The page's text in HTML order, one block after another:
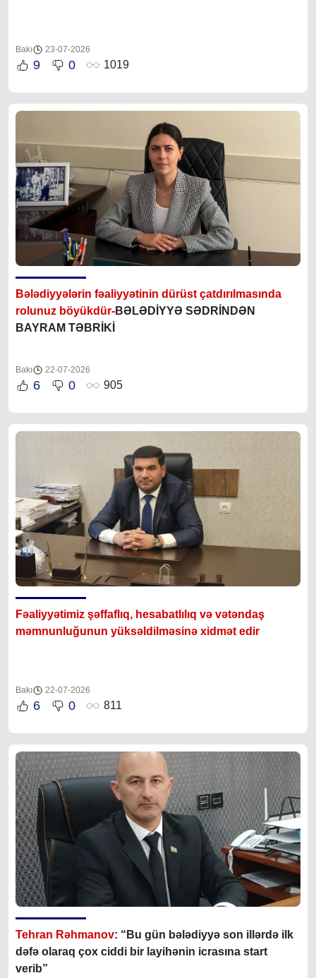
Bakı 23-07-2026
9 0 1019
Bələdiyyələrin fəaliyyətinin dürüst çatdırılmasında
rolunuz böyükdür-BƏLƏDİYYƏ SƏDRİNDƏN
BAYRAM TƏBRİKİ
Bakı 22-07-2026
6 0 905
Fəaliyyətimiz şəffaflıq, hesabatlılıq və vətəndaş
məmnunluğunun yüksəldilməsinə xidmət edir
Bakı 22-07-2026
6 0 811
Tehran Rəhmanov: “Bu gün bələdiyyə son illərdə ilk
dəfə olaraq çox ciddi bir layihənin icrasına start
verib”